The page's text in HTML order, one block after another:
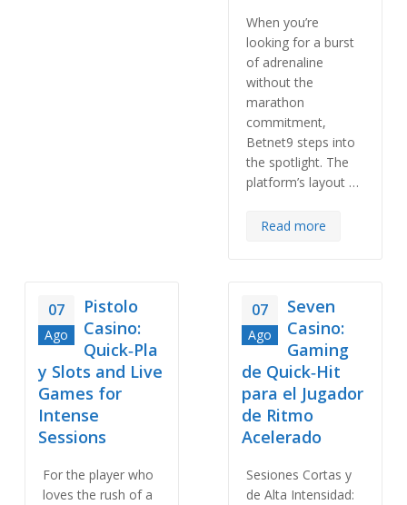
When you’re
looking for a burst
of adrenaline
without the
marathon
commitment,
Betnet9 steps into
the spotlight. The
platform’s layout …
Read more
07
Ago
Pistolo
Casino:
Quick‑Pla
y Slots and Live
Games for
Intense
Sessions
For the player who
loves the rush of a
07
Ago
Seven
Casino:
Gaming
de Quick‑Hit
para el Jugador
de Ritmo
Acelerado
Sesiones Cortas y
de Alta Intensidad: